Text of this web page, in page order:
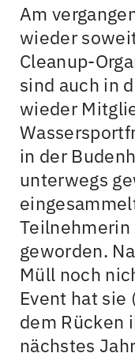
Am
wieder
Cleanup-
sind auch in
wieder
in der
unterwegs
Teilnehmerin
geworden.
Müll noch
Event hat sie
dem Rücken
nächstes